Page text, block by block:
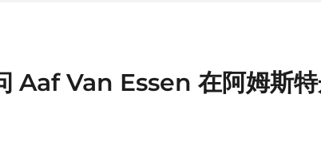
Aaf Van Essen 在阿姆斯